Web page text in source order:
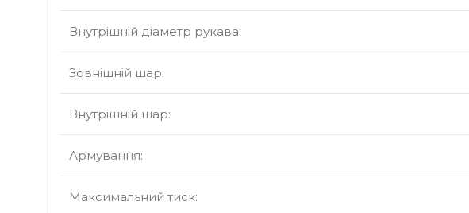
Внутрішній діаметр рукава:
Зовнішній шар:
Внутрішній шар:
Армування:
Максимальний тиск: